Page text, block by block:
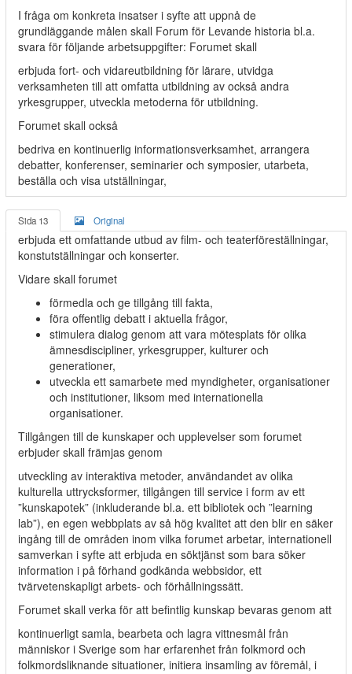
I fråga om konkreta insatser i syfte att uppnå de
grundläggande målen skall Forum för Levande historia bl.a.
svara för följande arbetsuppgifter: Forumet skall
erbjuda fort- och vidareutbildning för lärare, utvidga
verksamheten till att omfatta utbildning av också andra
yrkesgrupper, utveckla metoderna för utbildning.
Forumet skall också
bedriva en kontinuerlig informationsverksamhet, arrangera
debatter, konferenser, seminarier och symposier, utarbeta,
beställa och visa utställningar,
Sida 13 Original
erbjuda ett omfattande utbud av film- och teaterföreställningar,
konstutställningar och konserter.
Vidare skall forumet
förmedla och ge tillgång till fakta,
föra offentlig debatt i aktuella frågor,
stimulera dialog genom att vara mötesplats för olika
ämnesdiscipliner, yrkesgrupper, kulturer och
generationer,
utveckla ett samarbete med myndigheter, organisationer
och institutioner, liksom med internationella
organisationer.
Tillgången till de kunskaper och upplevelser som forumet
erbjuder skall främjas genom
utveckling av interaktiva metoder, användandet av olika
kulturella uttrycksformer, tillgången till service i form av ett
”kunskapotek” (inkluderande bl.a. ett bibliotek och ”learning
lab”), en egen webbplats av så hög kvalitet att den blir en säker
ingång till de områden inom vilka forumet arbetar, internationell
samverkan i syfte att erbjuda en söktjänst som bara söker
information i på förhand godkända webbsidor, ett
tvärvetenskapligt arbets- och förhållningssätt.
Forumet skall verka för att befintlig kunskap bevaras genom att
kontinuerligt samla, bearbeta och lagra vittnesmål från
människor i Sverige som har erfarenhet från folkmord och
folkmordsliknande situationer, initiera insamling av föremål, i